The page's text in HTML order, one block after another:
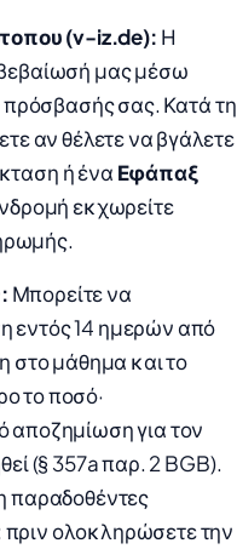
(v-iz.de): Η
μας μέσω
πρόσβασής σας. Κατά τη
αν θέλετε να βγάλετε
ή ένα Εφάπαξ
εκχωρείτε
Μπορείτε να
εντός 14 ημερών από
στο μάθημα και το
το ποσό·
αποζημίωση για τον
(§ 357a παρ. 2 BGB).
παραδοθέντες
πριν ολοκληρώσετε την